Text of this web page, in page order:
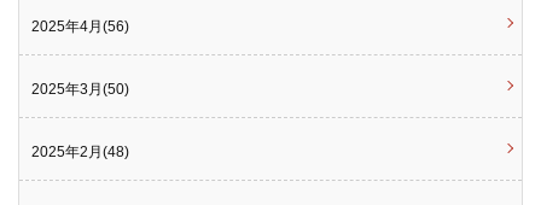
2025年4月(56)
2025年3月(50)
2025年2月(48)